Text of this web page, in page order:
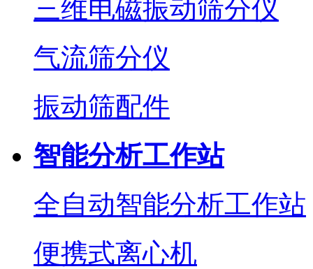
三维电磁振动筛分仪
气流筛分仪
振动筛配件
智能分析工作站
全自动智能分析工作站
便携式离心机